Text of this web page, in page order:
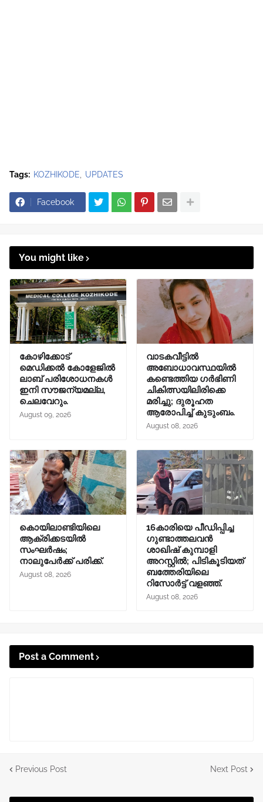
Tags: KOZHIKODE UPDATES
Facebook
You might like
കോഴിക്കോട്
മെഡിക്കൽ കോളേജിൽ
ലാബ് പരിശോധനകൾ
ഇനി സൗജന്യമല്ല,
ചെലവേറും.
August 09, 2026
വാടകവീട്ടില്‍
അബോധാവസ്ഥയില്‍
കണ്ടെത്തിയ ഗര്‍ഭിണി
ചികിത്സയിലിരിക്കെ
മരിച്ചു; ദുരൂഹത
ആരോപിച്ച് കുടുംബം.
August 08, 2026
കൊയിലാണ്ടിയിലെ
ആക്രിക്കടയിൽ
സംഘർഷം;
നാലുപേർക്ക് പരിക്ക്.
August 08, 2026
16കാരിയെ പീഡിപ്പിച്ച
ഗുണ്ടാത്തലവൻ
ശാഖിഷ് കുമ്പാളി
അറസ്റ്റിൽ; പിടികൂടിയത്
ബത്തേരിയിലെ
റിസോർട്ട് വളഞ്ഞ്.
August 08, 2026
Post a Comment
Previous Post Next Post